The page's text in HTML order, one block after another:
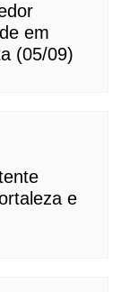
em
(05/09)
e